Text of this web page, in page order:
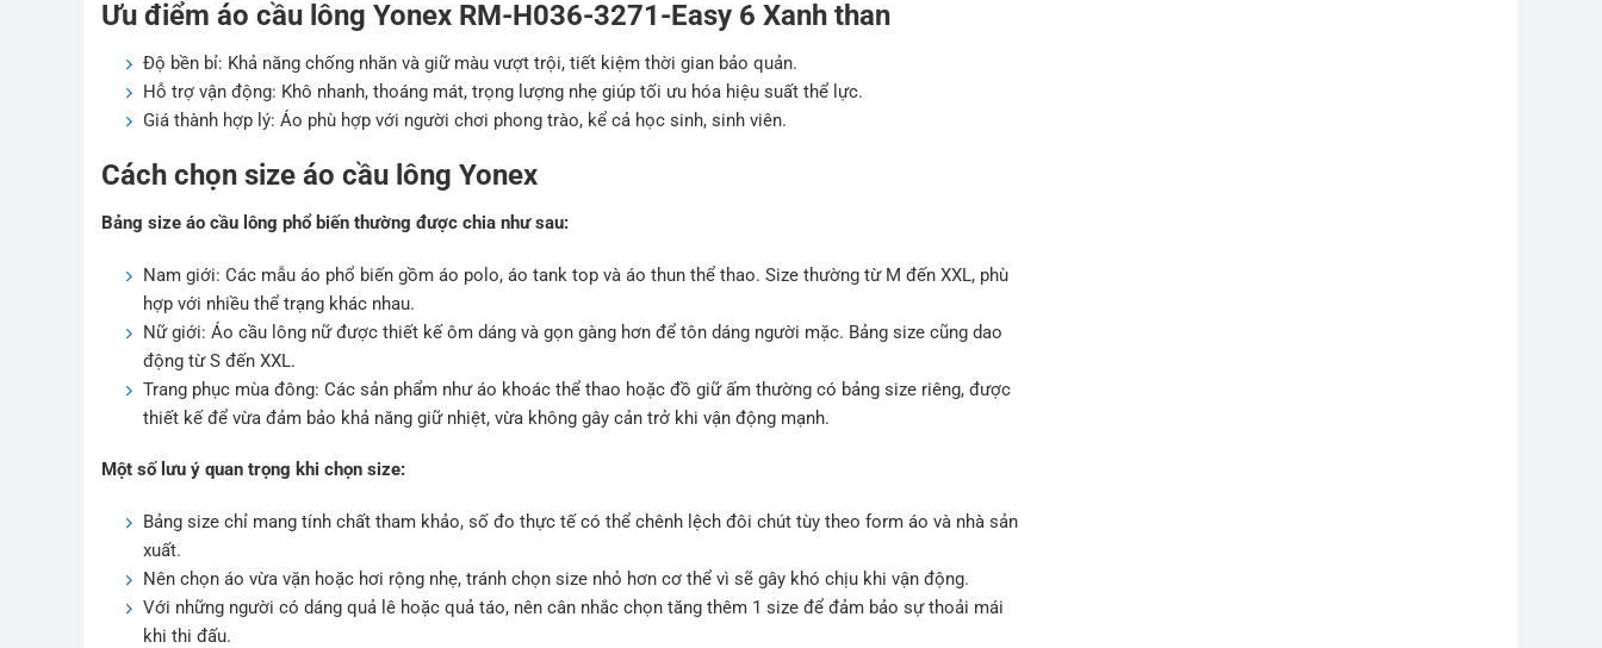
Ưu điểm áo cầu lông Yonex RM-H036-3271-Easy 6 Xanh than
Độ bền bỉ: Khả năng chống nhăn và giữ màu vượt trội, tiết kiệm thời gian bảo quản.
Hỗ trợ vận động: Khô nhanh, thoáng mát, trọng lượng nhẹ giúp tối ưu hóa hiệu suất thể lực.
Giá thành hợp lý: Áo phù hợp với người chơi phong trào, kể cả học sinh, sinh viên.
Cách chọn size áo cầu lông Yonex
Bảng size áo cầu lông phổ biến thường được chia như sau:
Nam giới: Các mẫu áo phổ biến gồm áo polo, áo tank top và áo thun thể thao. Size thường từ M đến XXL, phù
hợp với nhiều thể trạng khác nhau.
Nữ giới: Áo cầu lông nữ được thiết kế ôm dáng và gọn gàng hơn để tôn dáng người mặc. Bảng size cũng dao
động từ S đến XXL.
Trang phục mùa đông: Các sản phẩm như áo khoác thể thao hoặc đồ giữ ấm thường có bảng size riêng, được
thiết kế để vừa đảm bảo khả năng giữ nhiệt, vừa không gây cản trở khi vận động mạnh.
Một số lưu ý quan trọng khi chọn size:
Bảng size chỉ mang tính chất tham khảo, số đo thực tế có thể chênh lệch đôi chút tùy theo form áo và nhà sản
xuất.
Nên chọn áo vừa vặn hoặc hơi rộng nhẹ, tránh chọn size nhỏ hơn cơ thể vì sẽ gây khó chịu khi vận động.
Với những người có dáng quả lê hoặc quả táo, nên cân nhắc chọn tăng thêm 1 size để đảm bảo sự thoải mái
khi thi đấu.